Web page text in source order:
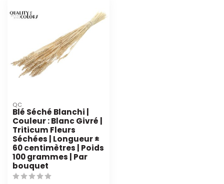
QC
Blé Séché Blanchi |
Couleur : Blanc Givré |
Triticum Fleurs
Séchées | Longueur ±
60 centimètres | Poids
100 grammes | Par
bouquet